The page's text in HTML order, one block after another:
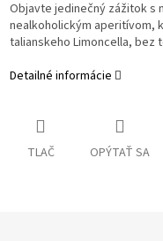
Objavte jedinečný zážitok s
nealkoholickým aperitívom,
talianskeho Limoncella, bez
Detailné informácie
TLAČ OPÝTAŤ SA